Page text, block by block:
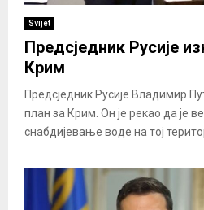
Svijet
Предсједник Русије
Крим
Предсједник Русије Владимир
план за Крим. Он је рекао да је
снабдијевање воде на тој